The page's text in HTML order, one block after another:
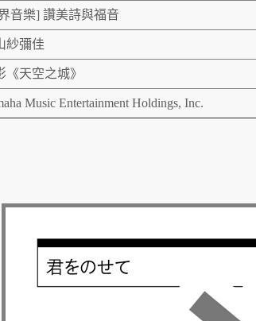
音樂] 讚美詩與福音
紗彌佳
《天空之城》
Music Entertainment Holdings, Inc.